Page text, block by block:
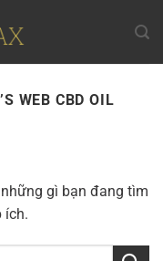
WEB CBD OIL
gì bạn đang tìm
ích.